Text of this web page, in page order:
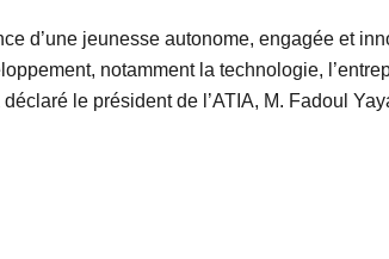
d’une jeunesse autonome, engagée et
notamment la technologie,
le président de l’ATIA, M. Fadoul